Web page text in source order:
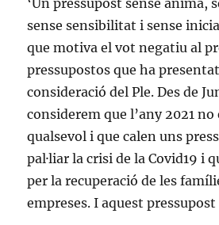
‘Un pressupost sense ànima,
sense sensibilitat i sense
que motiva el vot negatiu al
pressupostos que ha presentat
consideració del Ple. Des de
considerem que l’any 2021 no
qualsevol i que calen uns
pal·liar la crisi de la Covid19 i
per la recuperació de les
empreses. I aquest